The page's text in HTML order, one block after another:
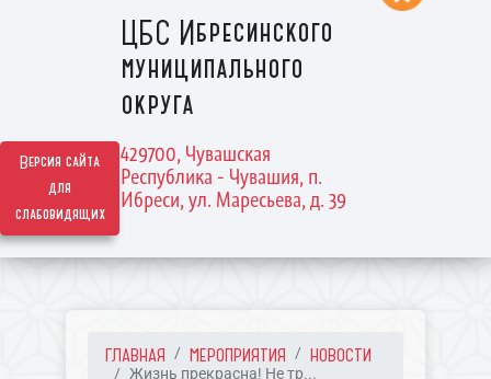
Версия сайта
для
слабовидящих
ЦБС Ибресинского
муниципального
округа
429700, Чувашская
Республика - Чувашия, п.
Ибреси, ул. Маресьева, д. 39
ГЛАВНАЯ МЕРОПРИЯТИЯ НОВОСТИ
Жизнь прекрасна! Не тр...